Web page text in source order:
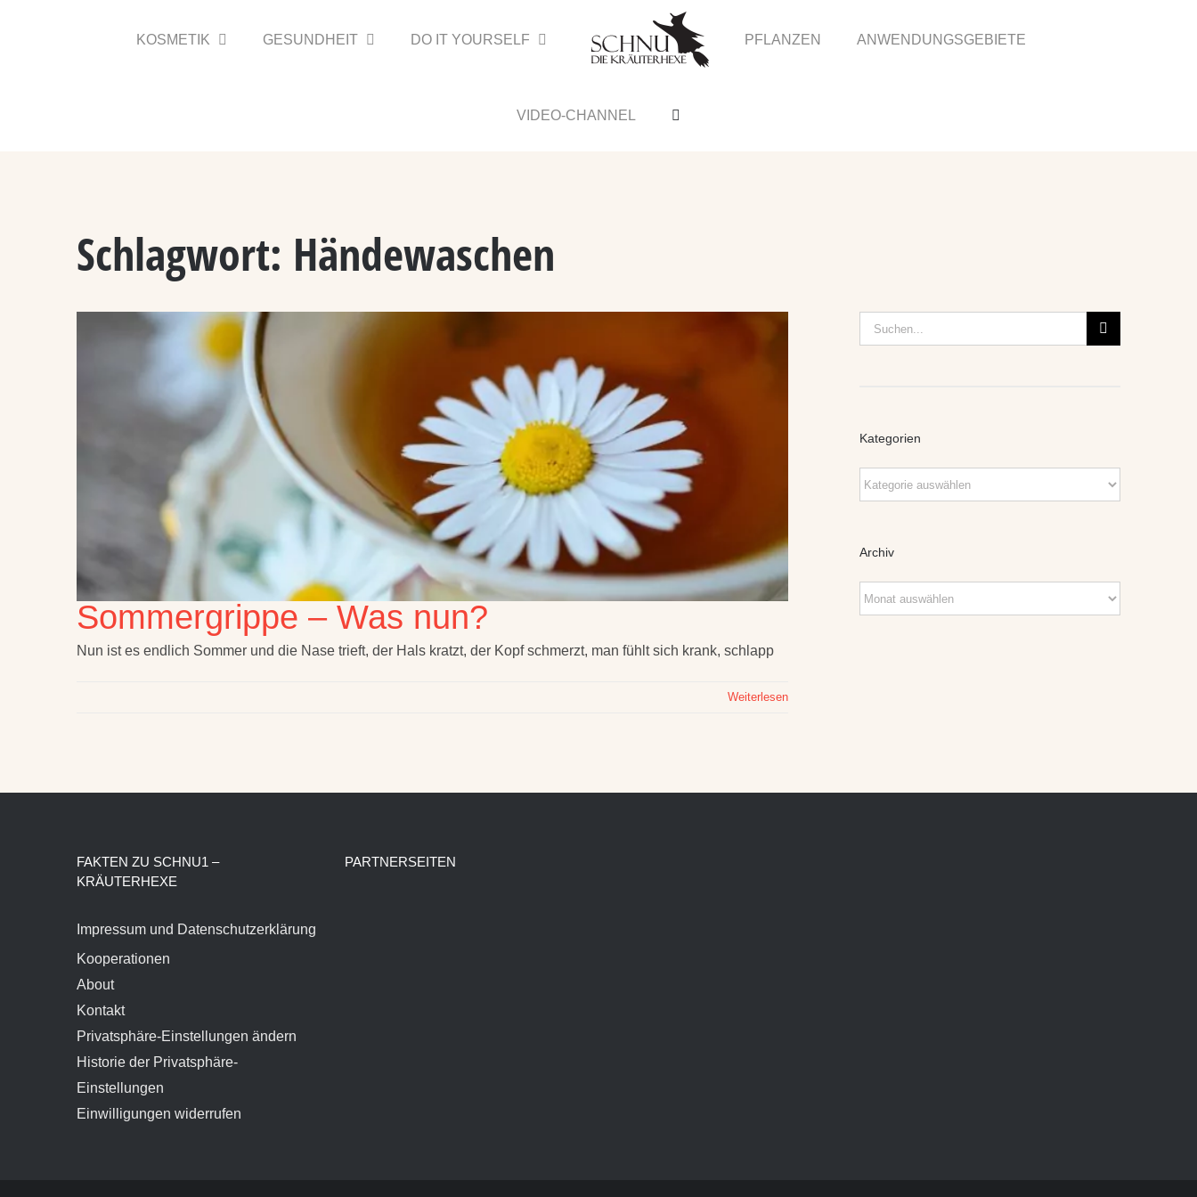
KOSMETIK GESUNDHEIT DO IT YOURSELF PFLANZEN ANWENDUNGSGEBIETE
VIDEO-CHANNEL
Schlagwort: Händewaschen
Sommergrippe – Was nun?
Nun ist es endlich Sommer und die Nase trieft, der Hals kratzt, der Kopf schmerzt, man fühlt sich krank, schlapp
Weiterlesen
Suche
nach:
Kategorien
Kategorien
Archiv
Archiv
FAKTEN ZU SCHNU1 –
KRÄUTERHEXE
Impressum und Datenschutzerklärung
Kooperationen
About
Kontakt
Privatsphäre-Einstellungen ändern
Historie der Privatsphäre-
Einstellungen
Einwilligungen widerrufen
PARTNERSEITEN